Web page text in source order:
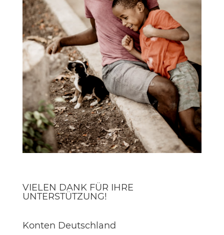
VIELEN DANK FÜR IHRE
UNTERSTÜTZUNG!
Konten Deutschland